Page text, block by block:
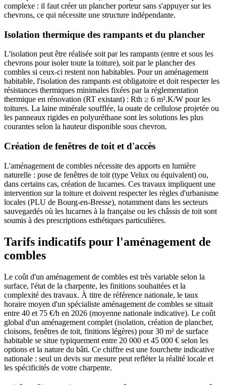
complexe : il faut créer un plancher porteur sans s'appuyer sur les
chevrons, ce qui nécessite une structure indépendante.
Isolation thermique des rampants et du plancher
L'isolation peut être réalisée soit par les rampants (entre et sous les
chevrons pour isoler toute la toiture), soit par le plancher des
combles si ceux-ci restent non habitables. Pour un aménagement
habitable, l'isolation des rampants est obligatoire et doit respecter les
résistances thermiques minimales fixées par la réglementation
thermique en rénovation (RT existant) : Rth ≥ 6 m².K/W pour les
toitures. La laine minérale soufflée, la ouate de cellulose projetée ou
les panneaux rigides en polyuréthane sont les solutions les plus
courantes selon la hauteur disponible sous chevron.
Création de fenêtres de toit et d'accès
L'aménagement de combles nécessite des apports en lumière
naturelle : pose de fenêtres de toit (type Velux ou équivalent) ou,
dans certains cas, création de lucarnes. Ces travaux impliquent une
intervention sur la toiture et doivent respecter les règles d'urbanisme
locales (PLU de Bourg-en-Bresse), notamment dans les secteurs
sauvegardés où les lucarnes à la française ou les châssis de toit sont
soumis à des prescriptions esthétiques particulières.
Tarifs indicatifs pour l'aménagement de
combles
Le coût d'un aménagement de combles est très variable selon la
surface, l'état de la charpente, les finitions souhaitées et la
complexité des travaux. À titre de référence nationale, le taux
horaire moyen d'un spécialiste aménagement de combles se situait
entre 40 et 75 €/h en 2026 (moyenne nationale indicative). Le coût
global d'un aménagement complet (isolation, création de plancher,
cloisons, fenêtres de toit, finitions légères) pour 30 m² de surface
habitable se situe typiquement entre 20 000 et 45 000 € selon les
options et la nature du bâti. Ce chiffre est une fourchette indicative
nationale : seul un devis sur mesure peut refléter la réalité locale et
les spécificités de votre charpente.